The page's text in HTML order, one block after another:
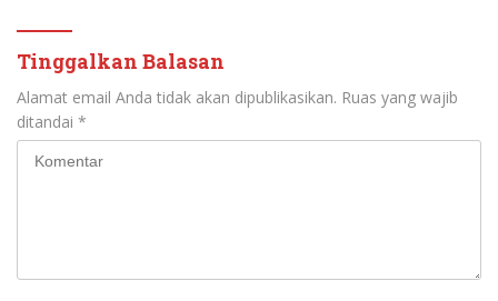
Tinggalkan Balasan
Alamat email Anda tidak akan dipublikasikan. Ruas yang wajib
ditandai *